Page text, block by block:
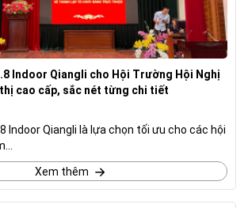
Indoor Qiangli cho Hội Trường Hội Nghị
cao cấp, sắc nét từng chi tiết
Indoor Qiangli là lựa chọn tối ưu cho các hội
Xem thêm